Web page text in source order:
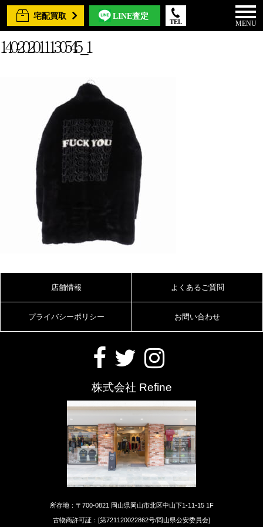
宅配買取 LINE査定
TEL MENU
140-202011130545_1
店舗情報 よくあるご質問
プライバシーポリシー お問い合わせ
株式会社 Refine
所存地：〒700-0821 岡山県岡山市北区中山下1-11-15 1F
古物商許可証：[第721120022862号/岡山県公安委員会]